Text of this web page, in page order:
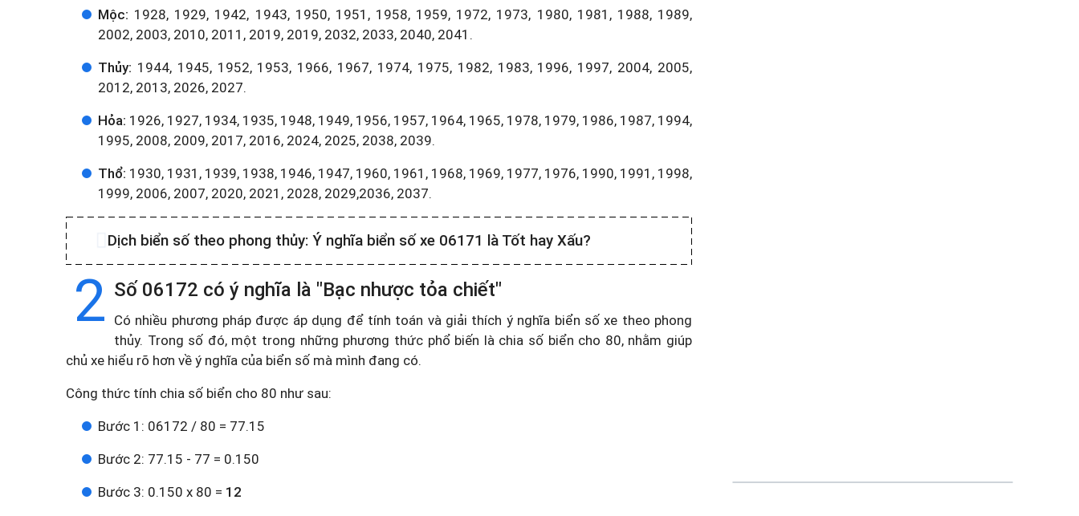
Mộc: 1928, 1929, 1942, 1943, 1950, 1951, 1958, 1959, 1972, 1973, 1980, 1981, 1988, 1989,
2002, 2003, 2010, 2011, 2019, 2019, 2032, 2033, 2040, 2041.
Thủy: 1944, 1945, 1952, 1953, 1966, 1967, 1974, 1975, 1982, 1983, 1996, 1997, 2004, 2005,
2012, 2013, 2026, 2027.
Hỏa: 1926, 1927, 1934, 1935, 1948, 1949, 1956, 1957, 1964, 1965, 1978, 1979, 1986, 1987, 1994,
1995, 2008, 2009, 2017, 2016, 2024, 2025, 2038, 2039.
Thổ: 1930, 1931, 1939, 1938, 1946, 1947, 1960, 1961, 1968, 1969, 1977, 1976, 1990, 1991, 1998,
1999, 2006, 2007, 2020, 2021, 2028, 2029,2036, 2037.
Dịch biển số theo phong thủy: Ý nghĩa biển số xe 06171 là Tốt hay Xấu?
2 Số 06172 có ý nghĩa là "Bạc nhược tỏa chiết"
Có nhiều phương pháp được áp dụng để tính toán và giải thích ý nghĩa biển số xe theo phong
thủy. Trong số đó, một trong những phương thức phổ biến là chia số biển cho 80, nhằm giúp
chủ xe hiểu rõ hơn về ý nghĩa của biển số mà mình đang có.
Công thức tính chia số biển cho 80 như sau:
Bước 1: 06172 / 80 = 77.15
Bước 2: 77.15 - 77 = 0.150
Bước 3: 0.150 x 80 = 12